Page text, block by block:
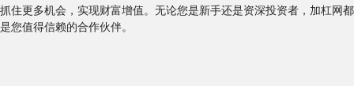
抓住更多机会，实现财富增值。无论您是新手还是资深投资者，加杠网都
是您值得信赖的合作伙伴。